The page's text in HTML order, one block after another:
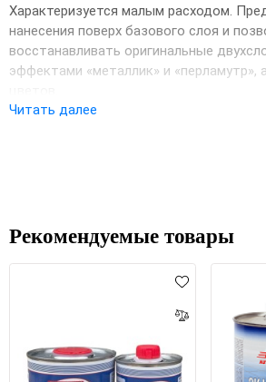
Характеризуется малым расходом.
нанесения поверх базового слоя и
восстанавливать оригинальные
эффектами «металлик» и
Читать далее
Рекомендуемые товары